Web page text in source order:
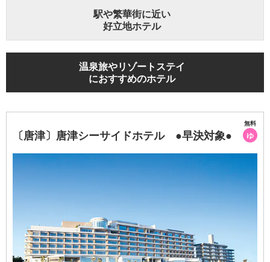
駅や繁華街に近い
好立地ホテル
温泉旅やリゾートステイ
におすすめのホテル
〔唐津〕唐津シーサイドホテル ●早決対象●
無料
ゆ